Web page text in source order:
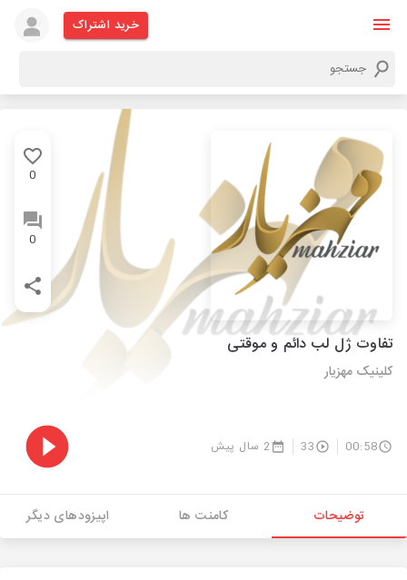
خرید اشتراک
0
0
تفاوت ژل لب دائم و موقتی
کلینیک مهزیار
00:58
33 2 سال پیش
توضیحات کامنت ها اپیزودهای دیگر